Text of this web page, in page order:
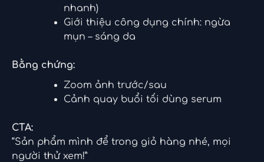
nhanh)
Giới thiệu công dụng chính: ngừa
mụn – sáng da
Bằng chứng:
Zoom ảnh trước/sau
Cảnh quay buổi tối dùng serum
CTA:
“Sản phẩm mình để trong giỏ hàng nhé, mọi
người thử xem!”